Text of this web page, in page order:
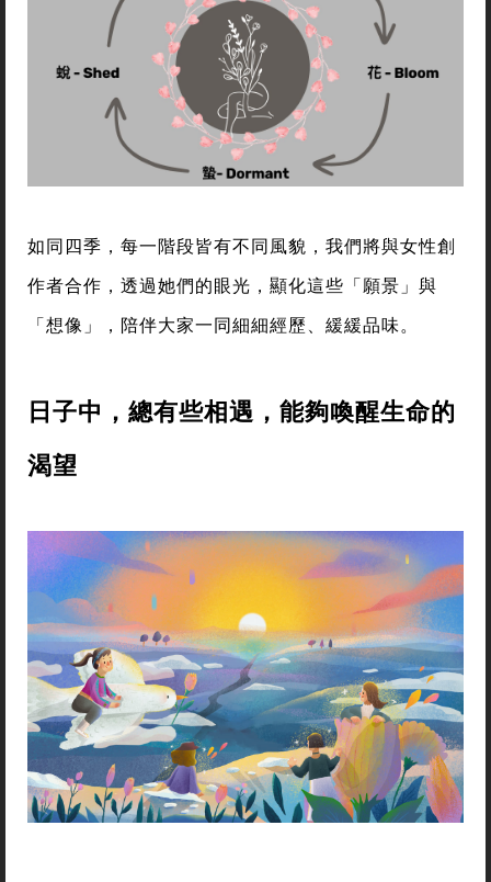
如同四季，每一階段皆有不同風貌，我們將與女性創
作者合作，透過她們的眼光，顯化這些「願景」與
「想像」，陪伴大家一同細細經歷、緩緩品味。
日子中，總有些相遇，能夠喚醒生命的
渴望